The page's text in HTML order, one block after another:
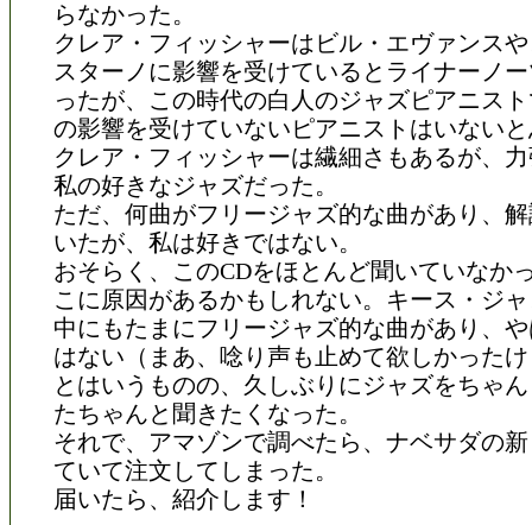
らなかった。
クレア・フィッシャーはビル・エヴァンス
スターノに影響を受けているとライナーノ
ったが、この時代の白人のジャズピアニス
の影響を受けていないピアニストはいない
クレア・フィッシャーは繊細さもあるが、
私の好きなジャズだった。
ただ、何曲がフリージャズ的な曲があり、
いたが、私は好きではない。
おそらく、このCDをほとんど聞いていなか
こに原因があるかもしれない。キース・ジ
中にもたまにフリージャズ的な曲があり、
はない（まあ、唸り声も止めて欲しかった
とはいうものの、久しぶりにジャズをちゃ
たちゃんと聞きたくなった。
それで、アマゾンで調べたら、ナベサダの
ていて注文してしまった。
届いたら、紹介します！